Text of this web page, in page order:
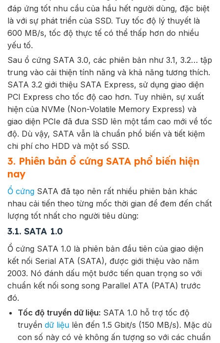
đáp ứng tốt nhu cầu của hầu hết người dùng, đặc biệt
là với sự phát triển của SSD. Tuy tốc độ lý thuyết là
600 MB/s, tốc độ thực tế có thể thấp hơn do nhiều
yếu tố.
Sau ổ cứng SATA 3.0, các phiên bản như 3.1, 3.2… tập
trung vào cải thiện tính năng và khả năng tương thích.
SATA 3.2 giới thiệu SATA Express, sử dụng giao diện
PCI Express cho tốc độ cao hơn. Tuy nhiên, sự xuất
hiện của NVMe (Non-Volatile Memory Express) và
giao diện PCIe đã đưa SSD lên một tầm cao mới về tốc
độ. Dù vậy, SATA vẫn là chuẩn phổ biến và tiết kiệm
chi phí cho HDD và một số SSD.
3. Phiên bản ổ cứng SATA phổ biến hiện
nay
Ổ cứng SATA đã tạo nên rất nhiều phiên bản khác
nhau cải tiến theo từng mốc thời gian để đem đến chất
lượng tốt nhất cho người tiêu dùng:
3.1. SATA 1.0
Ổ cứng SATA 1.0 là phiên bản đầu tiên của giao diện
kết nối Serial ATA (SATA), được giới thiệu vào năm
2003. Nó đánh dấu một bước tiến quan trọng so với
chuẩn kết nối song song Parallel ATA (PATA) trước
đó.
Tốc độ truyền dữ liệu: SATA 1.0 hỗ trợ tốc độ
truyền dữ liệulên đến 1.5 Gbit/s (150 MB/s). Mặc dù
con số này có vẻ không ấn tượng so với các chuẩn